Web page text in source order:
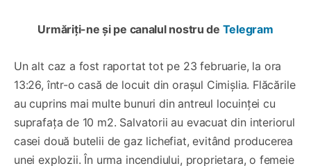
Urmăriți-ne și pe canalul nostru de Telegram
Un alt caz a fost raportat tot pe 23 februarie, la ora
13:26, într-o casă de locuit din orașul Cimișlia. Flăcările
au cuprins mai multe bunuri din antreul locuinței cu
suprafața de 10 m2. Salvatorii au evacuat din interiorul
casei două butelii de gaz lichefiat, evitând producerea
unei explozii. În urma incendiului, proprietara, o femeie